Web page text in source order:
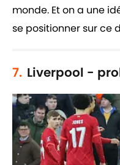
monde. Et on a une
se positionner sur ce
7. Liverpool -